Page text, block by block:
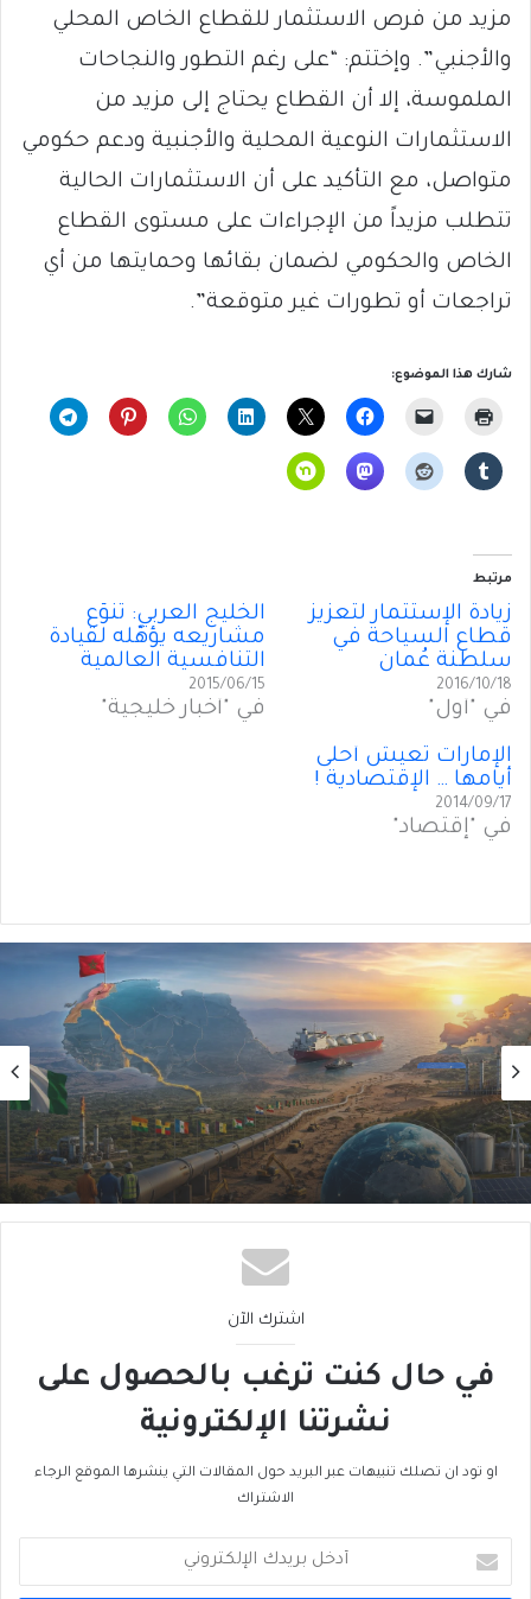
مزيد من فرص الاستثمار للقطاع الخاص المحلي
والأجنبي”. وإختتم: “على رغم التطور والنجاحات
الملموسة، إلا أن القطاع يحتاج إلى مزيد من
الاستثمارات النوعية المحلية والأجنبية ودعم حكومي
متواصل، مع التأكيد على أن الاستثمارات الحالية
تتطلب مزيداً من الإجراءات على مستوى القطاع
الخاص والحكومي لضمان بقائها وحمايتها من أي
تراجعات أو تطورات غير متوقعة”.
شارك هذا الموضوع:
مرتبط
زيادة الإستثمار لتعزيز
قطاع السياحة في
سلطنة عُمان
2016/10/18
في "أول"
الخليج العربي: تنوّع
مشاريعه يؤهّله لقيادة
التنافسية العالمية
2015/06/15
في "أخبار خليجية"
الإمارات تعيش أحلى
أيامها … الإقتصادية !
2014/09/17
في "إقتصاد"
أول
2026/08/02
من الغاز إلى الجغرافيا السياسية… ماذا يُغيّرُ خط
نيجيريا–المغرب؟
اشترك الآن
في حال كنت ترغب بالحصول على
نشرتنا الإلكترونية
او تود ان تصلك تنبيهات عبر البريد حول المقالات التي ينشرها الموقع الرجاء
الاشتراك
بريدك